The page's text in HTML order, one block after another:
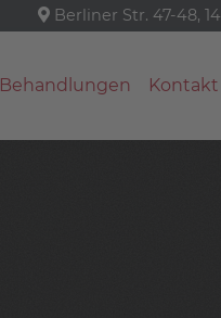
Berliner Str. 47-48,
Behandlungen Kontakt